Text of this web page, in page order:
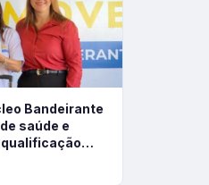
Bandeirante
saúde e